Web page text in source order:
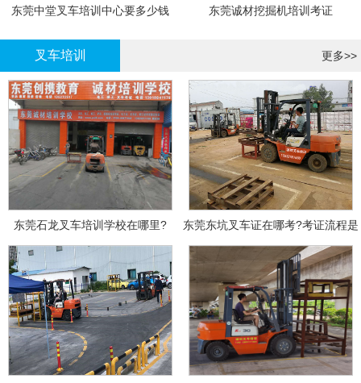
东莞中堂叉车培训中心要多少钱 东莞诚材挖掘机培训考证
叉车培训 更多>>
东莞石龙叉车培训学校在哪里?
东莞东坑叉车证在哪考?考证流程是
什么?需要什么资料?